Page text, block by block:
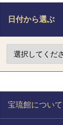
日付から選ぶ
宝琉館について